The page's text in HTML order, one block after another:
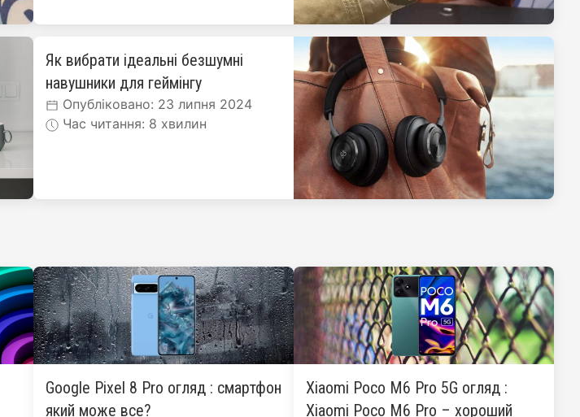
Як вибрати ідеальні безшумні
навушники для геймінгу
Опубліковано: 23 липня 2024
Час читання: 8 хвилин
Google Pixel 8 Pro огляд : смартфон
який може все?
Xiaomi Poco M6 Pro 5G огляд :
Xiaomi Poco M6 Pro – хороший